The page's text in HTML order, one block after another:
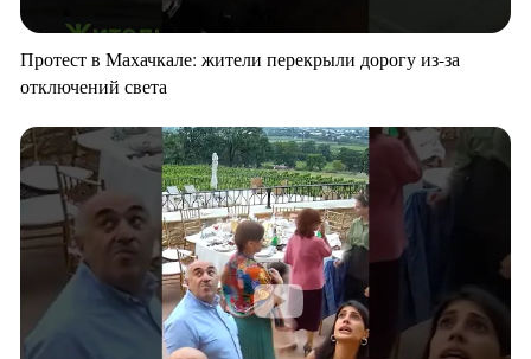
Протест в Махачкале: жители перекрыли дорогу из-за
отключений света